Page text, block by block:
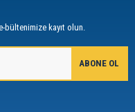
bültenimize kayıt olun.